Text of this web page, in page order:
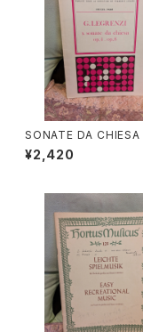
SONATE DA
Op.8【著者：
版社：HEUGEL& Cie
¥2,420